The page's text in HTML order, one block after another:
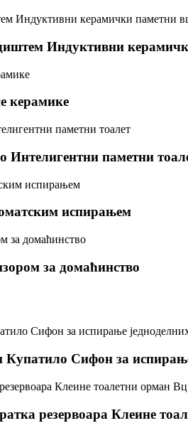
Индуктивни
керамике
Интелигентни паметни
испирањем
за домаћинство
Сифон за испирање
резервоара Клеине